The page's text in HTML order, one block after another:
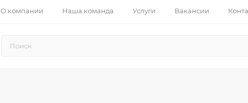
О компании Наша команда Услуги Вакансии